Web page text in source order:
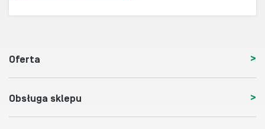
Oferta
Obsługa sklepu